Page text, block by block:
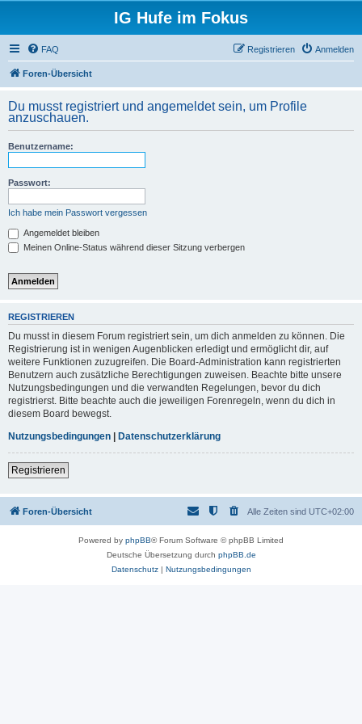
IG Hufe im Fokus
FAQ Anmelden
Registrieren
Foren-Übersicht
Du musst registriert und angemeldet sein, um Profile
anzuschauen.
Benutzername:
Passwort:
Ich habe mein Passwort vergessen
Angemeldet bleiben
Meinen Online-Status während dieser Sitzung verbergen
REGISTRIEREN
Du musst in diesem Forum registriert sein, um dich anmelden zu können. Die
Registrierung ist in wenigen Augenblicken erledigt und ermöglicht dir, auf
weitere Funktionen zuzugreifen. Die Board-Administration kann registrierten
Benutzern auch zusätzliche Berechtigungen zuweisen. Beachte bitte unsere
Nutzungsbedingungen und die verwandten Regelungen, bevor du dich
registrierst. Bitte beachte auch die jeweiligen Forenregeln, wenn du dich in
diesem Board bewegst.
Nutzungsbedingungen | Datenschutzerklärung
Registrieren
Foren-Übersicht Alle Zeiten sind UTC+02:00
Powered by phpBB® Forum Software © phpBB Limited
Deutsche Übersetzung durch phpBB.de
Datenschutz| Nutzungsbedingungen